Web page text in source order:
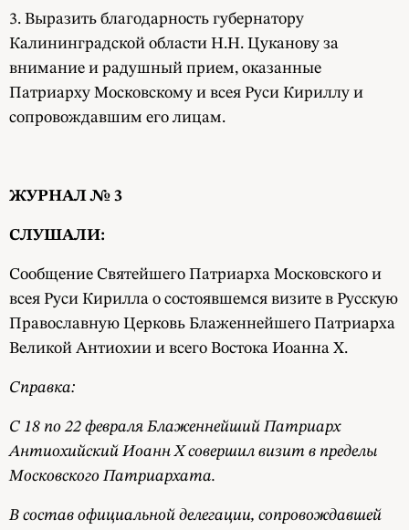
3. Выразить благодарность губернатору
Калининградской области Н.Н. Цуканову за
внимание и радушный прием, оказанные
Патриарху Московскому и всея Руси Кириллу и
сопровождавшим его лицам.
ЖУРНАЛ № 3
СЛУШАЛИ:
Сообщение Святейшего Патриарха Московского и
всея Руси Кирилла о состоявшемся визите в Русскую
Православную Церковь Блаженнейшего Патриарха
Великой Антиохии и всего Востока Иоанна X.
Справка:
С 18 по 22 февраля Блаженнейший Патриарх
Антиохийский Иоанн X совершил визит в пределы
Московского Патриархата.
В состав официальной делегации, сопровождавшей